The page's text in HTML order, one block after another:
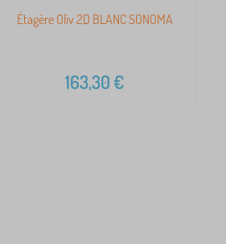
Étagère Oliv 2D BLANC SONOMA
163,30€